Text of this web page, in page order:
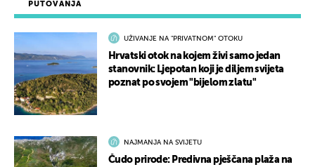
PUTOVANJA
UŽIVANJE NA "PRIVATNOM" OTOKU
Hrvatski otok na kojem živi samo jedan
stanovnik: Ljepotan koji je diljem svijeta
poznat po svojem "bijelom zlatu"
NAJMANJA NA SVIJETU
Čudo prirode: Predivna pješčana plaža na